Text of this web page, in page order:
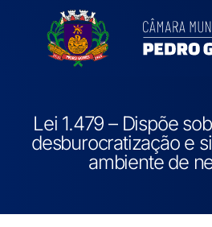
Lei 1.479 – Dispõe
desburocratização e
ambiente de